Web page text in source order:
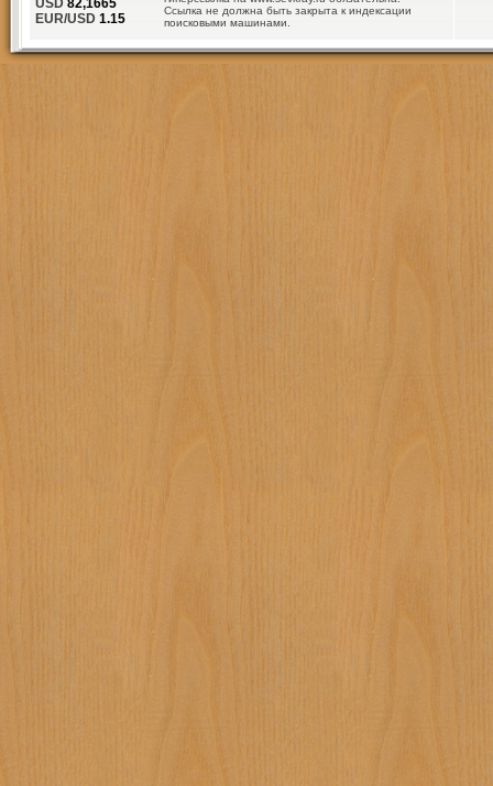
Ссылка не должна быть закрыта к индексации
поисковыми машинами.
USD 82,1665
EUR/USD 1.15